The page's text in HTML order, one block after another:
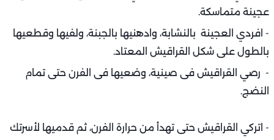
عجينة متماسكة.
- افردي العجينة بالنشابة، وادهنيها بالجبنة، ولفيها وقطعيها
بالطول على شكل القراقيش المعتاد.
- رصي القراقيش فى صينية، وضعيها فى الفرن حتى تمام
النضج.
- اتركي القراقيش حتى تهدأ من حرارة الفرن، ثم قدميها لأسرتك